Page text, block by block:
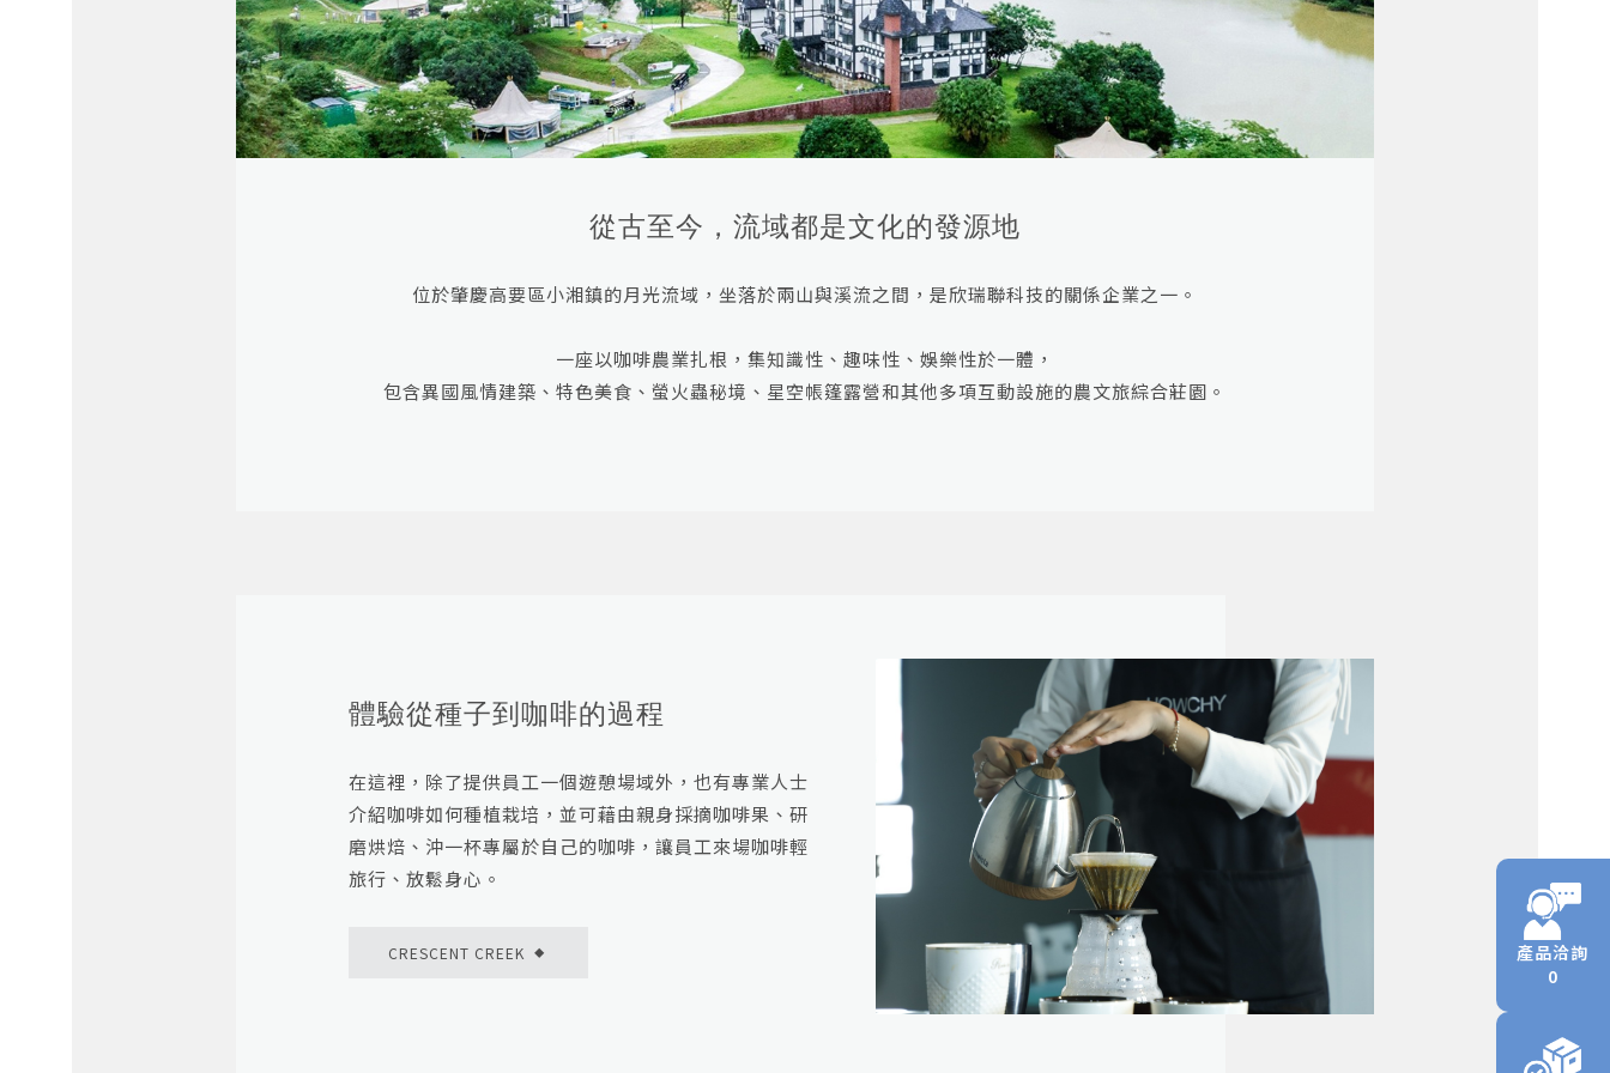
產品洽詢
0
從古至今，流域都是文化的發源地
位於肇慶高要區小湘鎮的月光流域，坐落於兩山與溪流之間，是欣瑞聯科技的關係企業之一。
一座以咖啡農業扎根，集知識性、趣味性、娛樂性於一體，
包含異國風情建築、特色美食、螢火蟲秘境、星空帳篷露營和其他多項互動設施的農文旅綜合莊園。
體驗從種子到咖啡的過程
在這裡，除了提供員工一個遊憩場域外，也有專業人士
介紹咖啡如何種植栽培，並可藉由親身採摘咖啡果、研
磨烘焙、沖一杯專屬於自己的咖啡，讓員工來場咖啡輕
旅行、放鬆身心。
CRESCENT CREEK ◆